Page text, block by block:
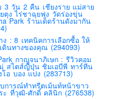
3 วัน 2 คืน เชียงราย แม่สาย
ตุง ไร่ชาฉุยฟง วัดร่องขุ่น
Park ร้านเด็ดร้านดังมากัน
ง : 8 เทคนิคการเลือกซื้อ ให้
ดินทางของคุณ (294093)
กาญจนาภิเษก : รีวิวคอม
สไตส์ญี่ปุ่น ชิมเอบีพี ทาร์ทีน
อ บอง แปง (283713)
การณ์ทำทรีตเม้นท์หน้าขาว
ะ ที่วุฒิ-ศักดิ์ คลินิก (276538)